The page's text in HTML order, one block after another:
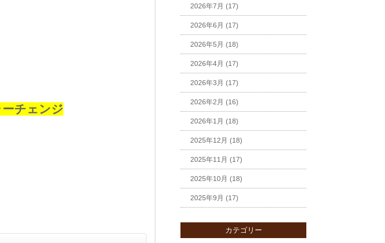
チェンジ
2026年7月 (17)
2026年6月 (17)
2026年5月 (18)
2026年4月 (17)
2026年3月 (17)
2026年2月 (16)
2026年1月 (18)
2025年12月 (18)
2025年11月 (17)
2025年10月 (18)
2025年9月 (17)
カテゴリー